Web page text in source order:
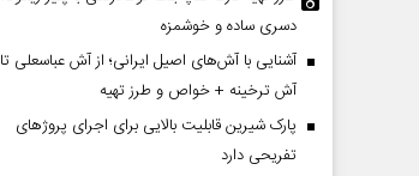
دسری ساده و خوشمزه
آشنایی با آش‌های اصیل ایرانی؛ از آش عباسعلی تا
آش ترخینه + خواص و طرز تهیه
پارک شیرین قابلیت‌ بالایی برای اجرای پروژهای
تفریحی دارد